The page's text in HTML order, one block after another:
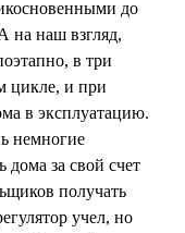
до
на наш взгляд,
в три
цикле, и при
в эксплуатацию.
немногие
дома за свой счет
получать
учел, но